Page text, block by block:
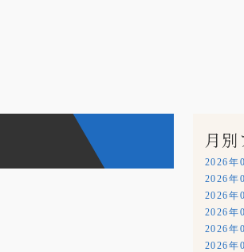
月別
2026年
2026年
2026年
2026年
2026年
2026年